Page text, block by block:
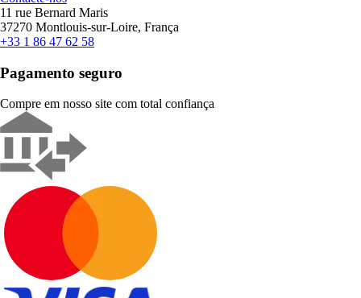
11 rue Bernard Maris
37270 Montlouis-sur-Loire, França
+33 1 86 47 62 58
Pagamento seguro
Compre em nosso site com total confiança